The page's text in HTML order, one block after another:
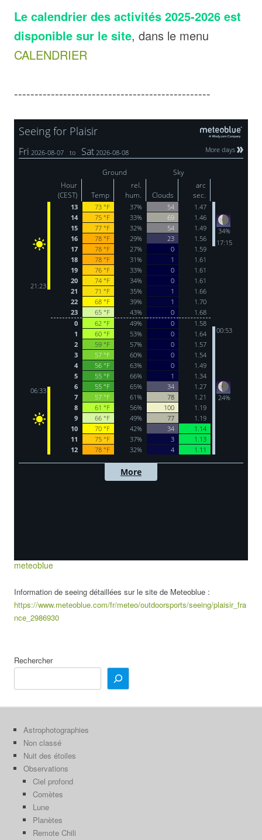
Le calendrier des activités 2025-2026 est
disponible sur le site, dans le menu
CALENDRIER
------------------------------------------------
meteoblue
Information de seeing détaillées sur le site de Meteoblue :
https://www.meteoblue.com/fr/meteo/outdoorsports/seeing/plaisir_fra
nce_2986930
Rechercher
Astrophotographies
Non classé
Nuit des étoiles
Observations
Ciel profond
Comètes
Lune
Planètes
Remote Chili